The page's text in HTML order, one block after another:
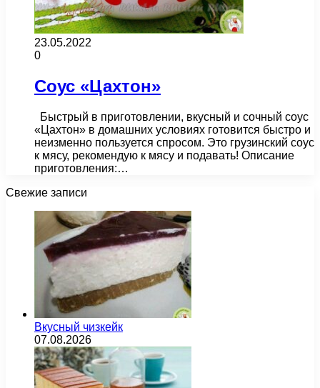
23.05.2022
0
Соус «Цахтон»
Быстрый в приготовлении, вкусный и сочный соус
«Цахтон» в домашних условиях готовится быстро и
неизменно пользуется спросом. Это грузинский соус
к мясу, рекомендую к мясу и подавать! Описание
приготовления:…
Свежие записи
Вкусный чизкейк
07.08.2026